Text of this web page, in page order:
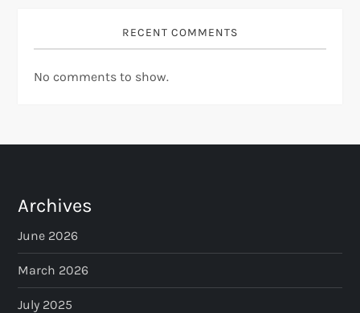
RECENT COMMENTS
No comments to show.
Archives
June 2026
March 2026
July 2025